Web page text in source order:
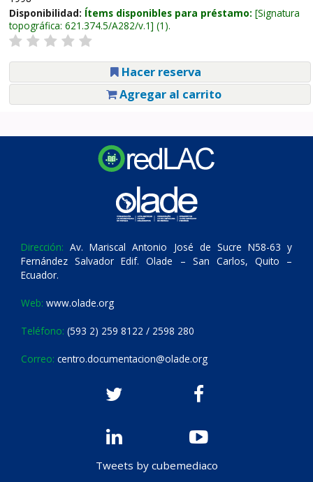
Disponibilidad: Ítems disponibles para préstamo: Signatura
topográfica: 621.374.5/A282/v.1 (1).
Hacer reserva
Agregar al carrito
Dirección: Av. Mariscal Antonio José de Sucre N58-63 y
Fernández Salvador Edif. Olade – San Carlos, Quito –
Ecuador.
Web: www.olade.org
Teléfono: (593 2) 259 8122 / 2598 280
Correo: centro.documentacion@olade.org
Tweets by cubemediaco